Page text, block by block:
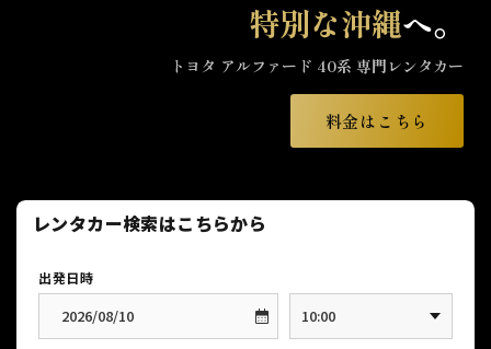
特別な沖縄へ。
トヨタ アルファード 40系 専門レンタカー
料金はこちら